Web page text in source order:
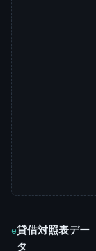
e貸借対照表デー
タ